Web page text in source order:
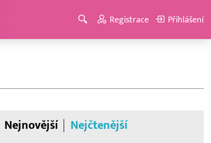
Registrace Přihlášení
Nejnovější Nejčtenější